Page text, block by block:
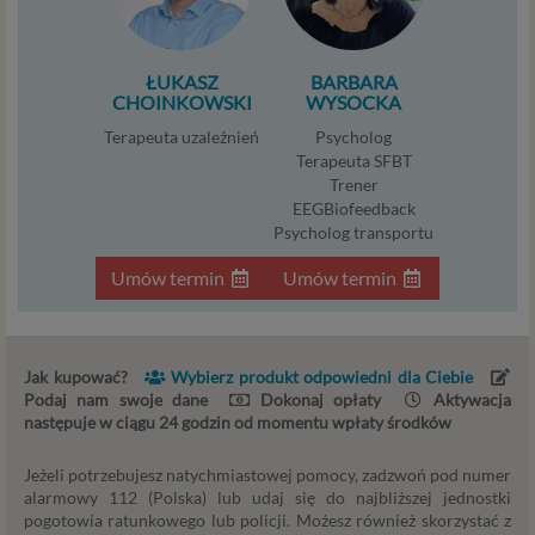
ŁUKASZ
CHOINKOWSKI
Terapeuta uzależnień
Umów termin
BARBARA
WYSOCKA
Psycholog
Terapeuta SFBT
Trener
EEGBiofeedback
Psycholog transportu
Umów termin
Jak kupować?
Wybierz produkt odpowiedni dla Ciebie
Podaj nam swoje dane
Dokonaj opłaty
Aktywacja
następuje w ciągu 24 godzin od momentu wpłaty środków
Jeżeli potrzebujesz natychmiastowej pomocy, zadzwoń pod numer
alarmowy 112 (Polska) lub udaj się do najbliższej jednostki
pogotowia ratunkowego lub policji. Możesz również skorzystać z
uzasadnione z uwagi na nasze usprawiedliwione
potrzeby, co obejmuje między innymi konieczność
sprawdzenie, czy do Twojego konta nie loguje się
nieuprawniona osoba), dokonanie pomiarów
statystycznych, ulepszania naszych usług i
dopasowania ich do potrzeb i wygody
użytkowników (np. personalizowanie treści w
usługach) jak również prowadzenie marketingu i
promocji własnych usług administratora
Psychorada.pl w serwisie administratora (np. jeśli
interesujesz się psychologią dziecka i oglądasz
Twoja dobrowolna zgoda. Aby móc pokazać
interesujące Cię oferty reklamowe (np. produktu lub
usługi, których możesz potrzebować) reklamodawcy
przetwarzania Twoich danych. Udzielenie takiej
zgody jest całkowicie dobrowolne, i jeśli nie chcesz,